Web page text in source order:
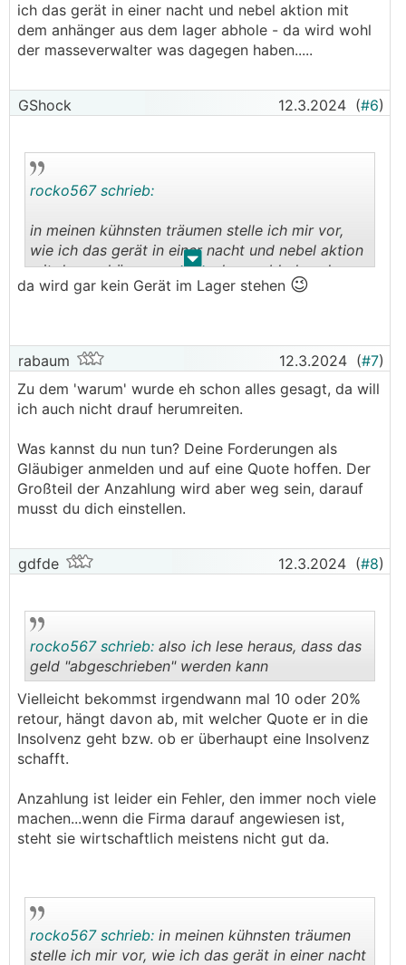
ich das gerät in einer nacht und nebel aktion mit
dem anhänger aus dem lager abhole - da wird wohl
der masseverwalter was dagegen haben.....
GShock 12.3.2024 (#6)
. .
rocko567 schrieb:
in meinen kühnsten träumen stelle ich mir vor,
wie ich das gerät in einer nacht und nebel aktion
mit dem anhänger aus dem lager abhole - da
wird wohl der masseverwalter was dagegen
da wird gar kein Gerät im Lager stehen 😉
rabaum 12.3.2024 (#7)
Zu dem 'warum' wurde eh schon alles gesagt, da will
ich auch nicht drauf herumreiten.
Was kannst du nun tun? Deine Forderungen als
Gläubiger anmelden und auf eine Quote hoffen. Der
Großteil der Anzahlung wird aber weg sein, darauf
musst du dich einstellen.
gdfde 12.3.2024 (#8)
..
rocko567 schrieb: also ich lese heraus, dass das
geld "abgeschrieben" werden kann
Vielleicht bekommst irgendwann mal 10 oder 20%
retour, hängt davon ab, mit welcher Quote er in die
Insolvenz geht bzw. ob er überhaupt eine Insolvenz
schafft.
Anzahlung ist leider ein Fehler, den immer noch viele
machen...wenn die Firma darauf angewiesen ist,
steht sie wirtschaftlich meistens nicht gut da.
rocko567 schrieb: in meinen kühnsten träumen
stelle ich mir vor, wie ich das gerät in einer nacht